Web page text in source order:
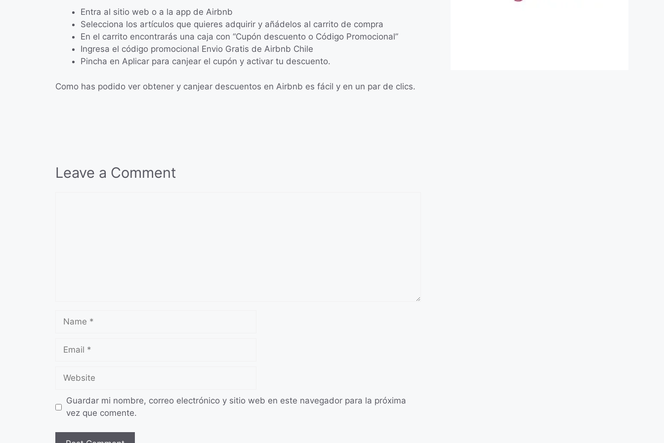
Entra al sitio web o a la app de Airbnb
Selecciona los artículos que quieres adquirir y añádelos al carrito de compra
En el carrito encontrarás una caja con “Cupón descuento o Código Promocional”
Ingresa el código promocional Envio Gratis de Airbnb Chile
Pincha en Aplicar para canjear el cupón y activar tu descuento.
Como has podido ver obtener y canjear descuentos en Airbnb es fácil y en un par de clics.
Leave a Comment
Name
Email
Website
Guardar mi nombre, correo electrónico y sitio web en este navegador para la próxima
vez que comente.